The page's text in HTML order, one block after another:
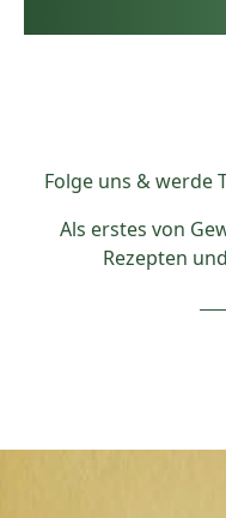
Folge uns & werde
Als erstes von
Rezepten